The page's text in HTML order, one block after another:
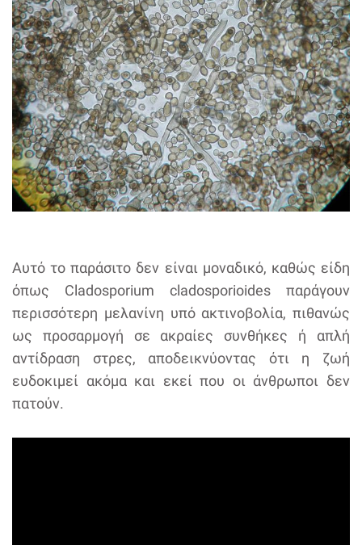
Αυτό το παράσιτο δεν είναι μοναδικό, καθώς είδη
όπως Cladosporium cladosporioides παράγουν
περισσότερη μελανίνη υπό ακτινοβολία, πιθανώς
ως προσαρμογή σε ακραίες συνθήκες ή απλή
αντίδραση στρες, αποδεικνύοντας ότι η ζωή
ευδοκιμεί ακόμα και εκεί που οι άνθρωποι δεν
πατούν.